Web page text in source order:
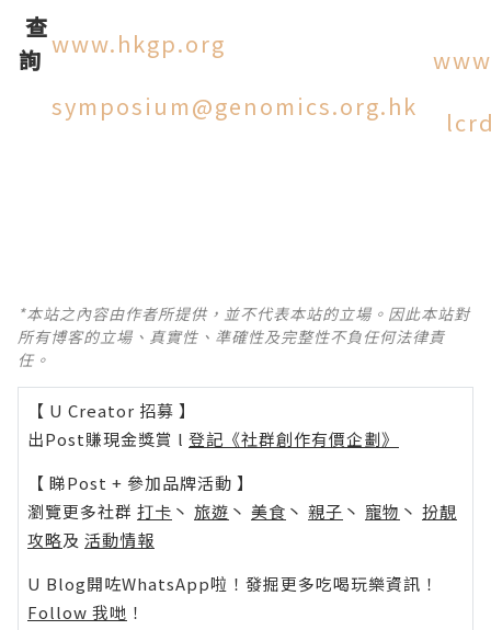
查
詢
www.hkgp.org
symposium@genomics.org.hk
*本站之內容由作者所提供，並不代表本站的立場。因此本站對
所有博客的立場、真實性、準確性及完整性不負任何法律責
任。
【 U Creator 招募 】
出Post賺現金獎賞 l 登記《社群創作有價企劃》
【 睇Post + 參加品牌活動 】
瀏覽更多社群 打卡 丶 旅遊 丶 美食 丶 親子 丶 寵物 丶 扮靚
攻略及 活動情報
U Blog開咗WhatsApp啦！發掘更多吃喝玩樂資訊！
Follow 我哋 ！